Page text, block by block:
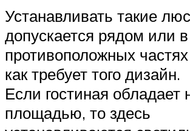
Устанавливать такие
допускается рядом или в
противоположных
как требует того дизайн.
Если гостиная обладает
площадью, то здесь